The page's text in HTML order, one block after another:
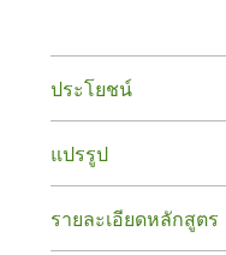
ประโยชน์
แปรรูป
รายละเอียดหลักสูตร